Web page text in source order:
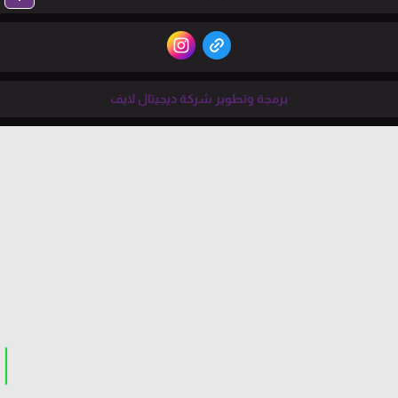
برمجة وتطوير شركة ديجيتال لايف